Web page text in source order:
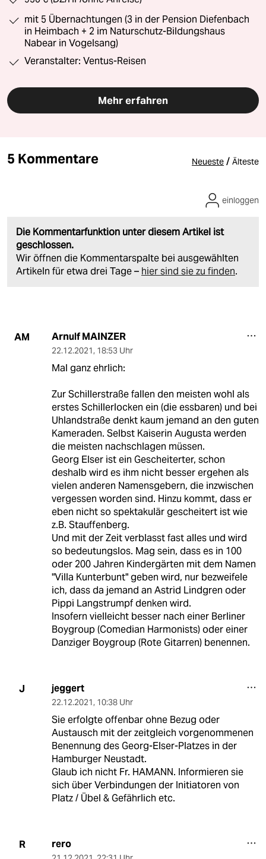
mit 5 Übernachtungen (3 in der Pension Diefenbach
in Heimbach + 2 im Naturschutz-Bildungshaus
Nabear in Vogelsang)
Veranstalter: Ventus-Reisen
Mehr erfahren
5 Kommentare Neueste / Älteste
Die Kommentarfunktion unter diesem Artikel ist
geschlossen.
Wir öffnen die Kommentarspalte bei ausgewählten
Artikeln für etwa drei Tage – hier sind sie zu finden.
einloggen
AM Arnulf MAINZER
22.12.2021, 18:53 Uhr
Mal ganz ehrlich:
Zur Schillerstraße fallen den meisten wohl als
erstes Schillerlocken ein (die essbaren) und bei
Uhlandstraße denkt kaum jemand an den guten
Kameraden. Selbst Kaiserin Augusta werden
die meisten nachschlagen müssen.
Georg Elser ist ein Gescheiterter, schon
deshalb wird es ihm nicht besser ergehen als
vielen anderen Namensgebern, die inzwischen
vergessen worden sind. Hinzu kommt, dass er
eben nicht so spektakulär gescheitert ist wie
z.B. Stauffenberg.
Und mit der Zeit verblasst fast alles und wird
so bedeutungslos. Mag sein, dass es in 100
oder 200 Jahren Kindergärten mit dem Namen
"Villa Kunterbunt" geben wird, nur bezweifele
ich, dass da jemand an Astrid Lindgren oder
Pippi Langstrumpf denken wird.
Insofern vielleicht besser nach einer Berliner
Boygroup (Comedian Harmonists) oder einer
Danziger Boygroup (Rote Gitarren) benennen.
J jeggert
22.12.2021, 10:38 Uhr
Sie erfolgte offenbar ohne Bezug oder
Austausch mit der zeitgleich vorgenommenen
Benennung des Georg-Elser-Platzes in der
Hamburger Neustadt.
Glaub ich nicht Fr. HAMANN. Informieren sie
sich über Verbindungen der Initiatoren von
Platz / Übel & Gefährlich etc.
R rero